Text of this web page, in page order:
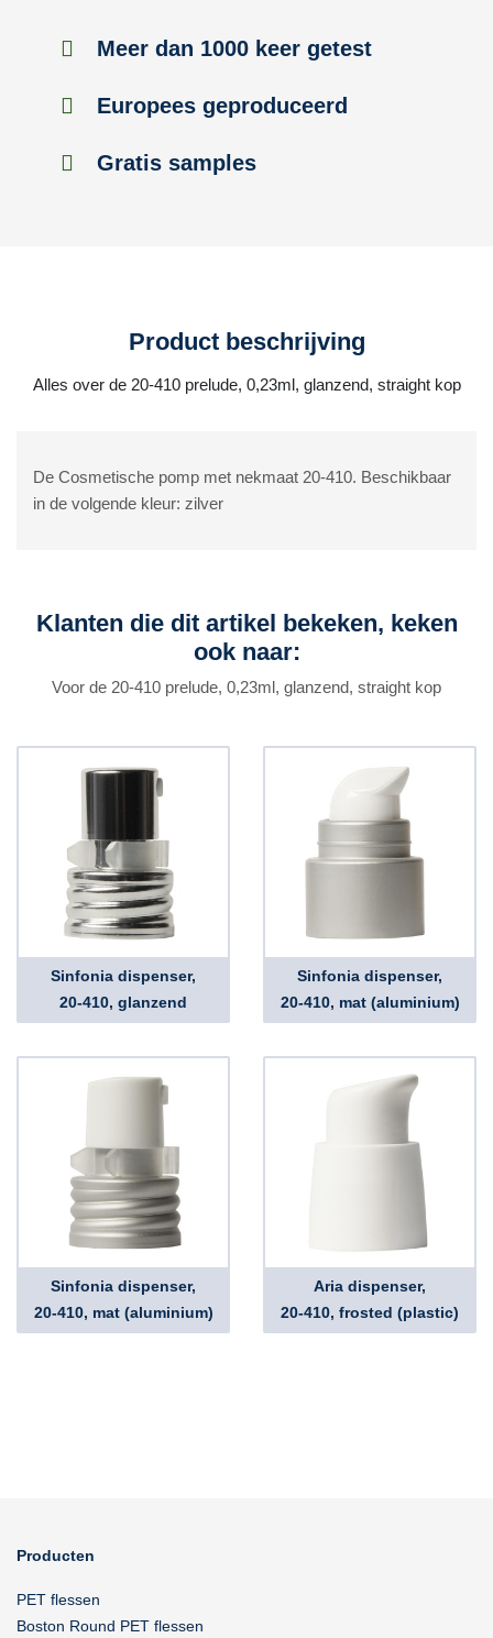
Meer dan 1000 keer getest
Europees geproduceerd
Gratis samples
Product beschrijving
Alles over de 20-410 prelude, 0,23ml, glanzend, straight kop
De Cosmetische pomp met nekmaat 20-410. Beschikbaar
in de volgende kleur: zilver
Klanten die dit artikel bekeken, keken
ook naar:
Voor de 20-410 prelude, 0,23ml, glanzend, straight kop
Sinfonia dispenser,
20-410, glanzend
Sinfonia dispenser,
20-410, mat (aluminium)
Sinfonia dispenser,
20-410, mat (aluminium)
Aria dispenser,
20-410, frosted (plastic)
Producten
PET flessen
Boston Round PET flessen